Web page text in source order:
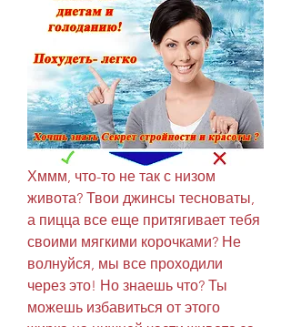
Хммм, что-то не так с низом
живота? Твои джинсы тесноваты,
а пицца все еще притягивает тебя
своими мягкими корочками? Не
волнуйся, мы все проходили
через это! Но знаешь что? Ты
можешь избавиться от этого